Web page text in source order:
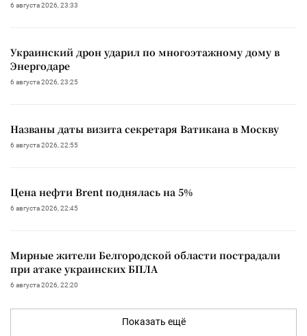
6 августа 2026, 23:33
Украинский дрон ударил по многоэтажному дому в
Энергодаре
6 августа 2026, 23:25
Названы даты визита секретаря Ватикана в Москву
6 августа 2026, 22:55
Цена нефти Brent поднялась на 5%
6 августа 2026, 22:45
Мирные жители Белгородской области пострадали
при атаке украинских БПЛА
6 августа 2026, 22:20
Показать ещё